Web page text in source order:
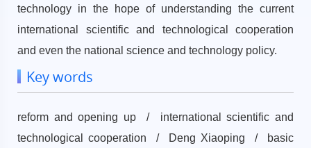
technology in the hope of understanding the current
international scientific and technological cooperation
and even the national science and technology policy.
Key words
reform and opening up / international scientific and
technological cooperation / Deng Xiaoping / basic